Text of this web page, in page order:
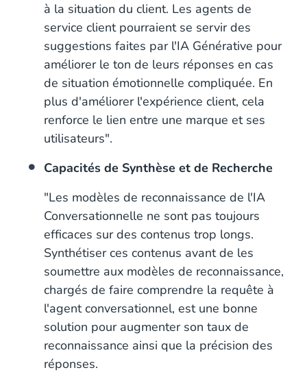
à la situation du client. Les agents de
service client pourraient se servir des
suggestions faites par l'IA Générative pour
améliorer le ton de leurs réponses en cas
de situation émotionnelle compliquée. En
plus d'améliorer l'expérience client, cela
renforce le lien entre une marque et ses
utilisateurs".
Capacités de Synthèse et de Recherche
"Les modèles de reconnaissance de l'IA
Conversationnelle ne sont pas toujours
efficaces sur des contenus trop longs.
Synthétiser ces contenus avant de les
soumettre aux modèles de reconnaissance,
chargés de faire comprendre la requête à
l'agent conversationnel, est une bonne
solution pour augmenter son taux de
reconnaissance ainsi que la précision des
réponses.